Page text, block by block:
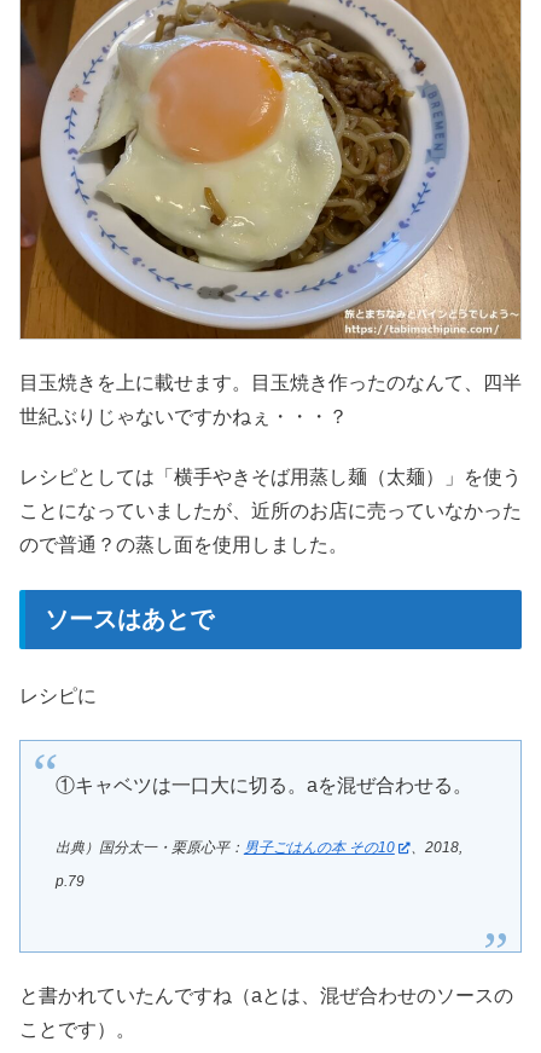
目玉焼きを上に載せます。目玉焼き作ったのなんて、四半
世紀ぶりじゃないですかねぇ・・・？
レシピとしては「横手やきそば用蒸し麺（太麺）」を使う
ことになっていましたが、近所のお店に売っていなかった
ので普通？の蒸し面を使用しました。
ソースはあとで
レシピに
①キャベツは一口大に切る。aを混ぜ合わせる。
出典）国分太一・栗原心平： 男子ごはんの本 その10
、2018,
p.79
と書かれていたんですね（aとは、混ぜ合わせのソースの
ことです）。